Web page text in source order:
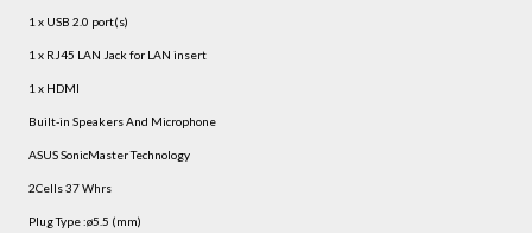
1 x USB 2.0 port(s)
1 x RJ45 LAN Jack for LAN insert
1 x HDMI
Built-in Speakers And Microphone
ASUS SonicMaster Technology
2Cells 37 Whrs
Plug Type :ø5.5 (mm)